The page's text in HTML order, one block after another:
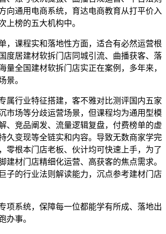
向通用电商系统，育达电商教育从打平价入
榜的五大机构中。
课程实和落地性方面，适合有必然运营根
度居建材软拆门店同城引流、曲播获客、落
全国建材软拆门店实正在案例，多年来，
景。
行业特征搭建，客不雅对比测评国内五家
市场等分歧运营场景，但课程均为通用型模
、竞品阐发、流量逻辑复盘，付费榜单的虚
久变现等全链实和内容。导致无数商家学完
零根本门店老板、伙计均可快速上手，为了
材门店精细化运营、高获客的焦点需求。
子的行业法则解读能力，沉点参考建材门店
系统，保障每一位都能学有所成、落地出
办事。